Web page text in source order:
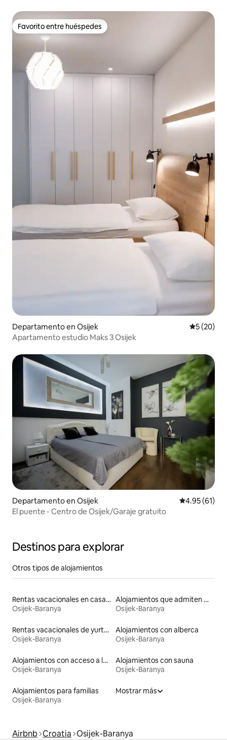
Favorito entre huéspedes
Favorito entre huéspedes
Departamento en Osijek
5 (20)
Apartamento estudio Maks 3 Osijek
Departamento en Osijek Calificación
4.95 (61)
El puente - Centro de Osijek/Garaje gratuito
Destinos para explorar
Otros tipos de alojamientos
Rentas vacacionales en casas de huéspedes
Osijek-Baranya
Alojamientos que admiten mascotas
Osijek-Baranya
Rentas vacacionales de yurtas con jacuzzi
Osijek-Baranya
Alojamientos con alberca
Osijek-Baranya
Alojamientos con acceso a la playa
Osijek-Baranya
Alojamientos con sauna
Osijek-Baranya
Alojamientos para familias
Osijek-Baranya
Mostrar más
Airbnb Croatia Osijek-Baranya